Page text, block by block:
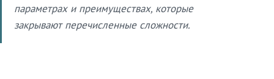
параметрах и преимуществах, которые
закрывают перечисленные сложности.